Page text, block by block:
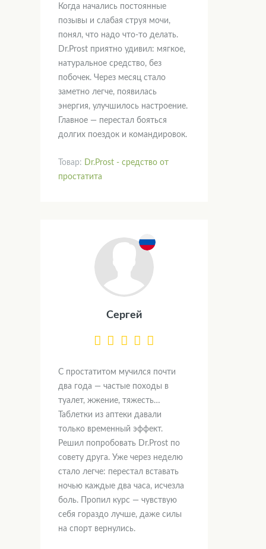
Когда начались постоянные
позывы и слабая струя мочи,
понял, что надо что-то делать.
Dr.Prost приятно удивил: мягкое,
натуральное средство, без
побочек. Через месяц стало
заметно легче, появилась
энергия, улучшилось настроение.
Главное — перестал бояться
долгих поездок и командировок.
Товар:
Dr.Prost - средство от
простатита
Сергей
С простатитом мучился почти
два года — частые походы в
туалет, жжение, тяжесть…
Таблетки из аптеки давали
только временный эффект.
Решил попробовать Dr.Prost по
совету друга. Уже через неделю
стало легче: перестал вставать
ночью каждые два часа, исчезла
боль. Пропил курс — чувствую
себя гораздо лучше, даже силы
на спорт вернулись.